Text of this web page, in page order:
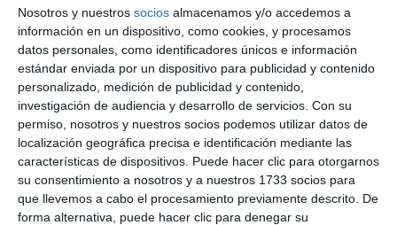
Nosotros y nuestros socios almacenamos y/o accedemos a
información en un dispositivo, como cookies, y procesamos
datos personales, como identificadores únicos e información
estándar enviada por un dispositivo para publicidad y contenido
personalizado, medición de publicidad y contenido,
investigación de audiencia y desarrollo de servicios. Con su
permiso, nosotros y nuestros socios podemos utilizar datos de
localización geográfica precisa e identificación mediante las
características de dispositivos. Puede hacer clic para otorgarnos
su consentimiento a nosotros y a nuestros 1733 socios para
que llevemos a cabo el procesamiento previamente descrito. De
forma alternativa, puede hacer clic para denegar su
El cine de verano y una nueva
‘Velada con Alma’ en la agenda
de ocio de este miércoles
ACTUALIDAD
El programa Territorio
Juventud vuelve un verano más
a la playa de El Torreón
ACTUALIDAD